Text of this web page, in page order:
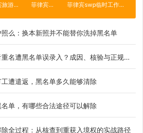
菲律宾旅游签证 菲律宾绿卡 菲律宾swp临时工作签证
么：换本新照并不能替你洗掉黑名单
遭黑名单误录入？成因、核验与正规解决办法
遭遣返，黑名单多久能够清除
单，有哪些合法途径可以解除
全过程：从核查到重获入境权的实战路径